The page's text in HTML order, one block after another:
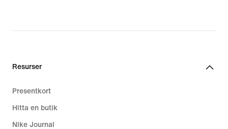
Resurser
Presentkort
Hitta en butik
Nike Journal